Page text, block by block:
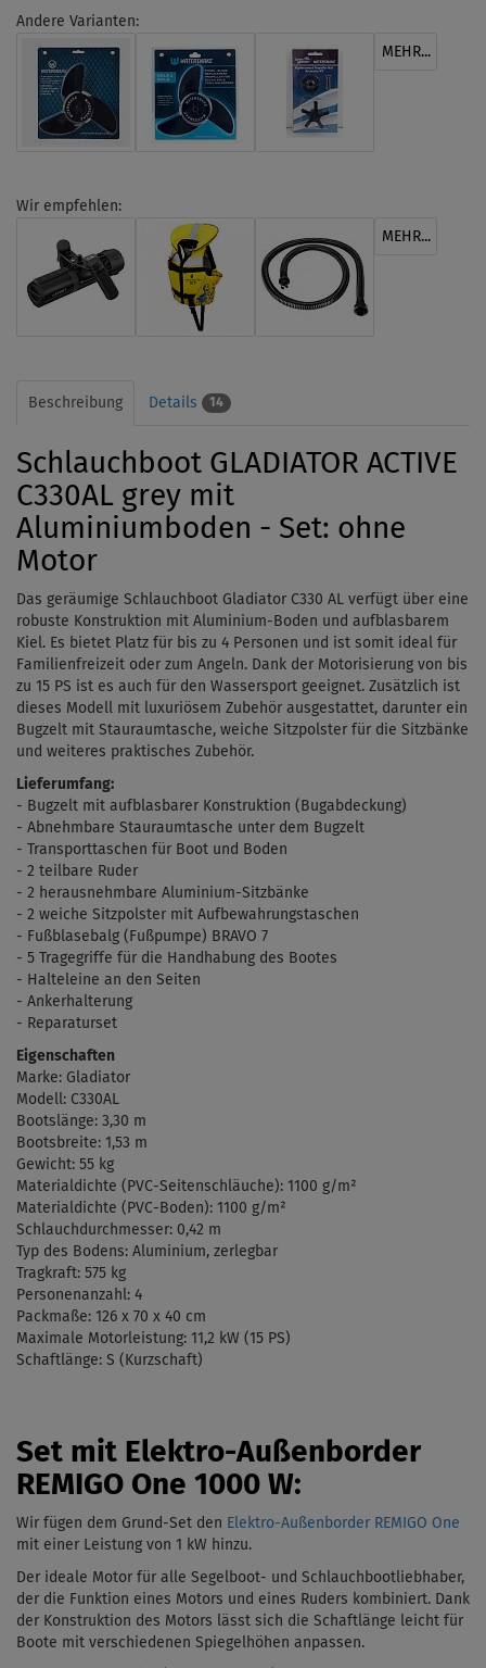
Andere Varianten:
MEHR...
Wir empfehlen:
MEHR...
Beschreibung Details 14
Schlauchboot GLADIATOR ACTIVE
C330AL grey mit
Aluminiumboden - Set: ohne
Motor
Das geräumige Schlauchboot Gladiator C330 AL verfügt über eine
robuste Konstruktion mit Aluminium-Boden und aufblasbarem
Kiel. Es bietet Platz für bis zu 4 Personen und ist somit ideal für
Familienfreizeit oder zum Angeln. Dank der Motorisierung von bis
zu 15 PS ist es auch für den Wassersport geeignet. Zusätzlich ist
dieses Modell mit luxuriösem Zubehör ausgestattet, darunter ein
Bugzelt mit Stauraumtasche, weiche Sitzpolster für die Sitzbänke
und weiteres praktisches Zubehör.
Lieferumfang:
- Bugzelt mit aufblasbarer Konstruktion (Bugabdeckung)
- Abnehmbare Stauraumtasche unter dem Bugzelt
- Transporttaschen für Boot und Boden
- 2 teilbare Ruder
- 2 herausnehmbare Aluminium-Sitzbänke
- 2 weiche Sitzpolster mit Aufbewahrungstaschen
- Fu ßblasebalg ( Fußpumpe) BRAVO 7
- 5 Tragegriffe für die Handhabung des Bootes
- Halteleine an den Seiten
- Ankerhalterung
- Reparaturset
Eigenschaften
Marke: Gladiator
Modell: C330AL
Bootslänge: 3,30 m
Bootsbreite: 1,53 m
Gewicht: 55 kg
Materialdichte (PVC-Seitenschläuche): 1100 g/m²
Materialdichte (PVC-Boden): 1100 g/m²
Schlauchdurchmesser: 0,42 m
Typ des Bodens: Aluminium, zerlegbar
Tragkraft: 575 kg
Personenanzahl: 4
Packmaße: 126 x 70 x 40 cm
Maximale Motorleistung: 11,2 kW (15 PS)
Schaftlänge: S (Kurzschaft)
Set mit Elektro-Außenborder
REMIGO One 1000 W:
Wir fügen dem Grund-Set den Elektro-Außenborder REMIGO One
mit einer Leistung von 1 kW hinzu.
Der ideale Motor für alle Segelboot- und Schlauchbootliebhaber,
der die Funktion eines Motors und eines Ruders kombiniert. Dank
der Konstruktion des Motors lässt sich die Schaftlänge leicht für
Boote mit verschiedenen Spiegelhöhen anpassen.